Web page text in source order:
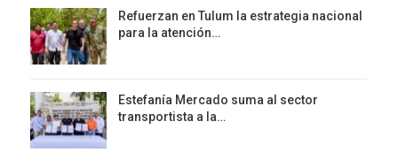
Refuerzan en Tulum la estrategia nacional
para la atención…
Estefanía Mercado suma al sector
transportista a la…